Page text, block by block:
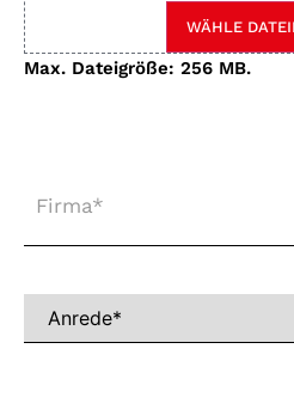
WÄHLE
Max. Dateigröße: 256 MB.
Anrede